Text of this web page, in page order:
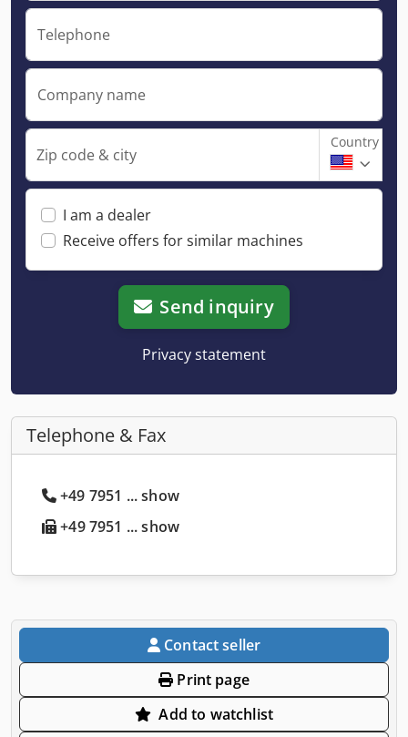
Telephone
Company name
Zip code & city
Country
I am a dealer
Receive offers for similar machines
Send inquiry
Privacy statement
Telephone & Fax
+49 7951 ... show
+49 7951 ... show
Contact seller
Print page
Add to watchlist